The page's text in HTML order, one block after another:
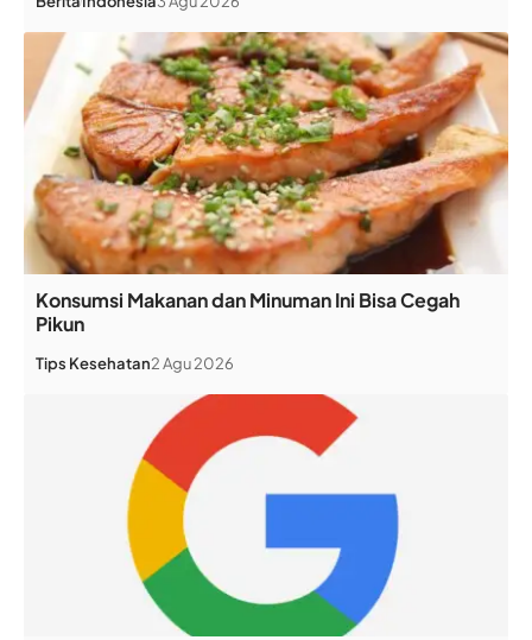
Konsumsi Makanan dan Minuman Ini Bisa Cegah
Pikun
Tips Kesehatan2 Agu 2026